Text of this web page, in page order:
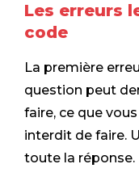
Les erreurs
code
La première
question peut
faire, ce que
interdit de faire.
toute la réponse.